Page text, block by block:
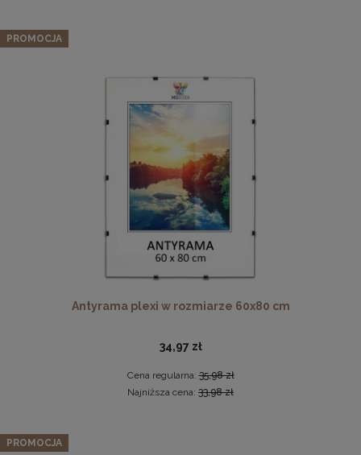
drewna
17,99 zł
DO KOSZYKA
Antyrama plexi w rozmiarze 60x80 cm
34,97 zł
Cena regularna:35,98 zł
Najniższa cena: 33,98 zł
PROMOCJA
PROMOCJA